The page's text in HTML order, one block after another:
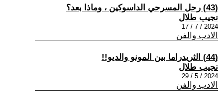
(43) رحل المسرحي الداسوكين ، وماذا بعد؟
نجيب طلال
2024 / 7 / 17
الادب والفن
(44) الثريدراما بين المونو والديو!!
نجيب طلال
2024 / 5 / 29
الادب والفن